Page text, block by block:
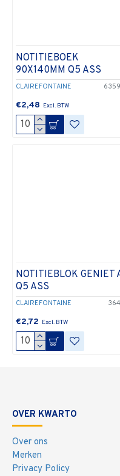
CLAIREFONTAINE
NOTITIEBOEK
90X140MM Q5 ASS
€2,48
CLAIREFONTAINE
NOTITIEBLOK GENIET
Q5 ASS
€2,72
OVER KWARTO
Over ons
Merken
Privacy Policy